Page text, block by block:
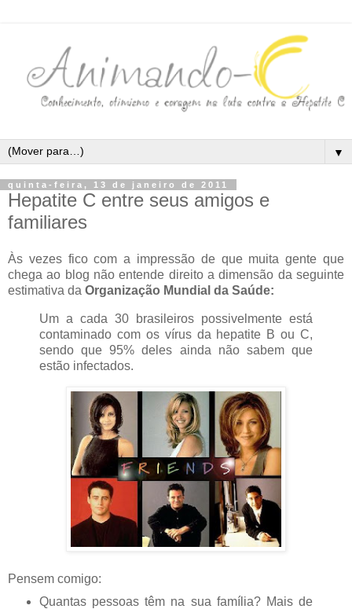
▼
quinta-feira, 13 de janeiro de 2011
Hepatite C entre seus amigos e
familiares
Às vezes fico com a impressão de que muita gente que
chega ao blog não entende direito a dimensão da seguinte
estimativa da Organização Mundial da Saúde:
Um a cada 30 brasileiros possivelmente está
contaminado com os vírus da hepatite B ou C,
sendo que 95% deles ainda não sabem que
estão infectados.
Pensem comigo:
Quantas pessoas têm na sua família? Mais de